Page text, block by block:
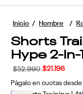
Hombre
Shorts
Hype 2-
$52.990 $21 .196
Págalo en cuotas desde